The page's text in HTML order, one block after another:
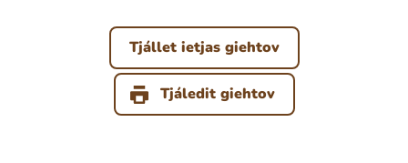
Tjállet ietjas giehtov
Tjáledit giehtov